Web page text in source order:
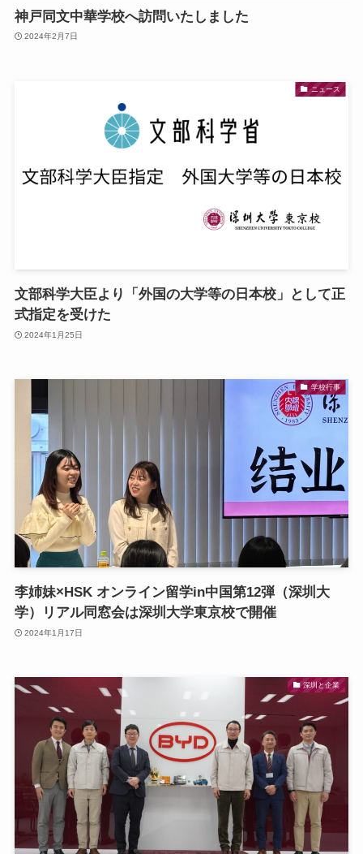
神戸同文中華学校へ訪問いたしました
2024年2月7日
ニュース
文部科学大臣より「外国の大学等の日本校」として正
式指定を受けた
2024年1月25日
学校行事
李姉妹×HSK オンライン留学in中国第12弾（深圳大
学）リアル同窓会は深圳大学東京校で開催
2024年1月17日
深圳と企業